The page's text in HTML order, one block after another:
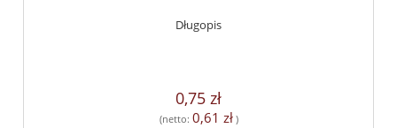
Długopis
0,75 zł
(netto: 0,61 zł)